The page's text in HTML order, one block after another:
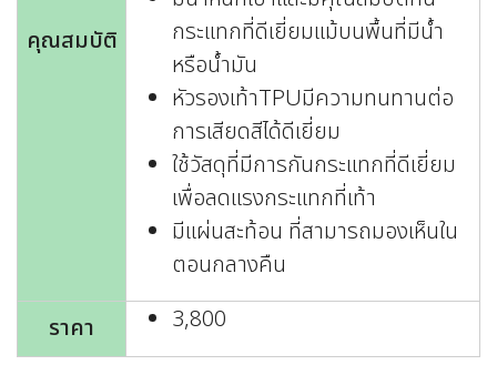
คุณสมบัติ
กระแทกที่ดีเยี่ยมแม้บนพื้นที่มีน้ำ
หรือน้ำมัน
หัวรองเท้าTPUมีความทนทานต่อ
การเสียดสีได้ดีเยี่ยม
ใช้วัสดุที่มีการกันกระแทกที่ดีเยี่ยม
เพื่อลดแรงกระแทกที่เท้า
มีแผ่นสะท้อน ที่สามารถมองเห็นใน
ตอนกลางคืน
ราคา
3,800